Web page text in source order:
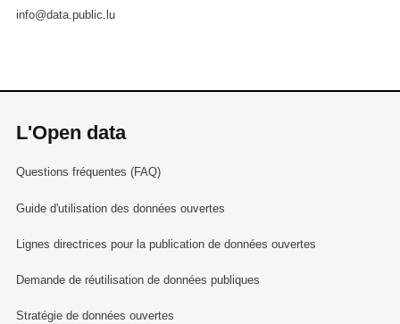
info@data.public.lu
L'Open data
Questions fréquentes (FAQ)
Guide d'utilisation des données ouvertes
Lignes directrices pour la publication de données ouvertes
Demande de réutilisation de données publiques
Stratégie de données ouvertes